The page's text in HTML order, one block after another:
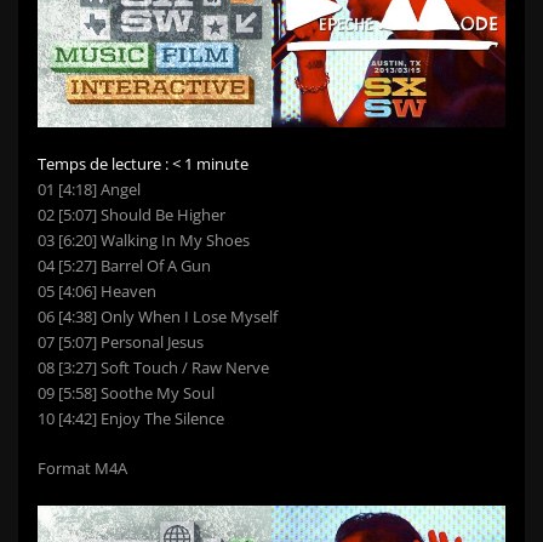
Temps de lecture :< 1 minute
01 [4:18] Angel
02 [5:07] Should Be Higher
03 [6:20] Walking In My Shoes
04 [5:27] Barrel Of A Gun
05 [4:06] Heaven
06 [4:38] Only When I Lose Myself
07 [5:07] Personal Jesus
08 [3:27] Soft Touch / Raw Nerve
09 [5:58] Soothe My Soul
10 [4:42] Enjoy The Silence
Format M4A